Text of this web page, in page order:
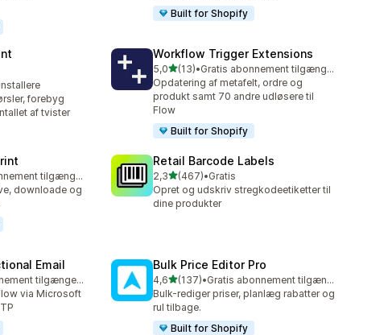
Built for Shopify
forebyg
af tvister
Workflow Trigger Extensions
5,0ud af 5 stjerner
(13)
13 anmeldelser i alt
•
Gratis abonnement tilgængeligt
Opdatering af metafelt, ordre og
produkt samt 70 andre udløsere til
Flow
Built for Shopify
Gratis abonnement tilgængeligt
downloade og
Retail Barcode Labels
2,3ud af 5 stjerner
(467)
467 anmeldelser i alt
•Gratis
Opret og udskriv stregkodeetiketter til
dine produkter
Email
Gratis abonnement tilgængeligt
via Microsoft
Bulk Price Editor Pro
4,6ud af 5 stjerner
(137)
137 anmeldelser i alt
•
Gratis abonnement tilgængeligt
Bulk-rediger priser, planlæg rabatter og
rul tilbage.
Built for Shopify